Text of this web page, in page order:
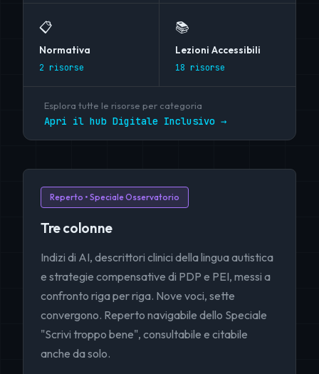
📋
Normativa
2 risorse
📚
Lezioni Accessibili
18 risorse
Esplora tutte le risorse per categoria
Apri il hub Digitale Inclusivo →
Reperto • Speciale Osservatorio
Tre colonne
Indizi di AI, descrittori clinici della lingua autistica
e strategie compensative di PDP e PEI, messi a
confronto riga per riga. Nove voci, sette
convergono. Reperto navigabile dello Speciale
"Scrivi troppo bene", consultabile e citabile
anche da solo.